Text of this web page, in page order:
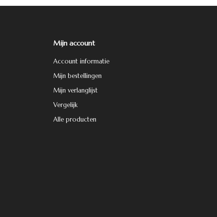
Mijn account
Account informatie
Mijn bestellingen
Mijn verlanglijst
Vergelijk
Alle producten